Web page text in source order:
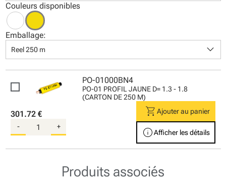
Couleurs disponibles
Emballage:
Reel 250 m keyboard_arrow_down
PO-01000BN4
PO-01 PROFIL JAUNE D= 1.3 - 1.8
(CARTON DE 250 M)
301.72 €
- +
shopping_cart Ajouter au panier
infoAfficher les détails
Produits associés